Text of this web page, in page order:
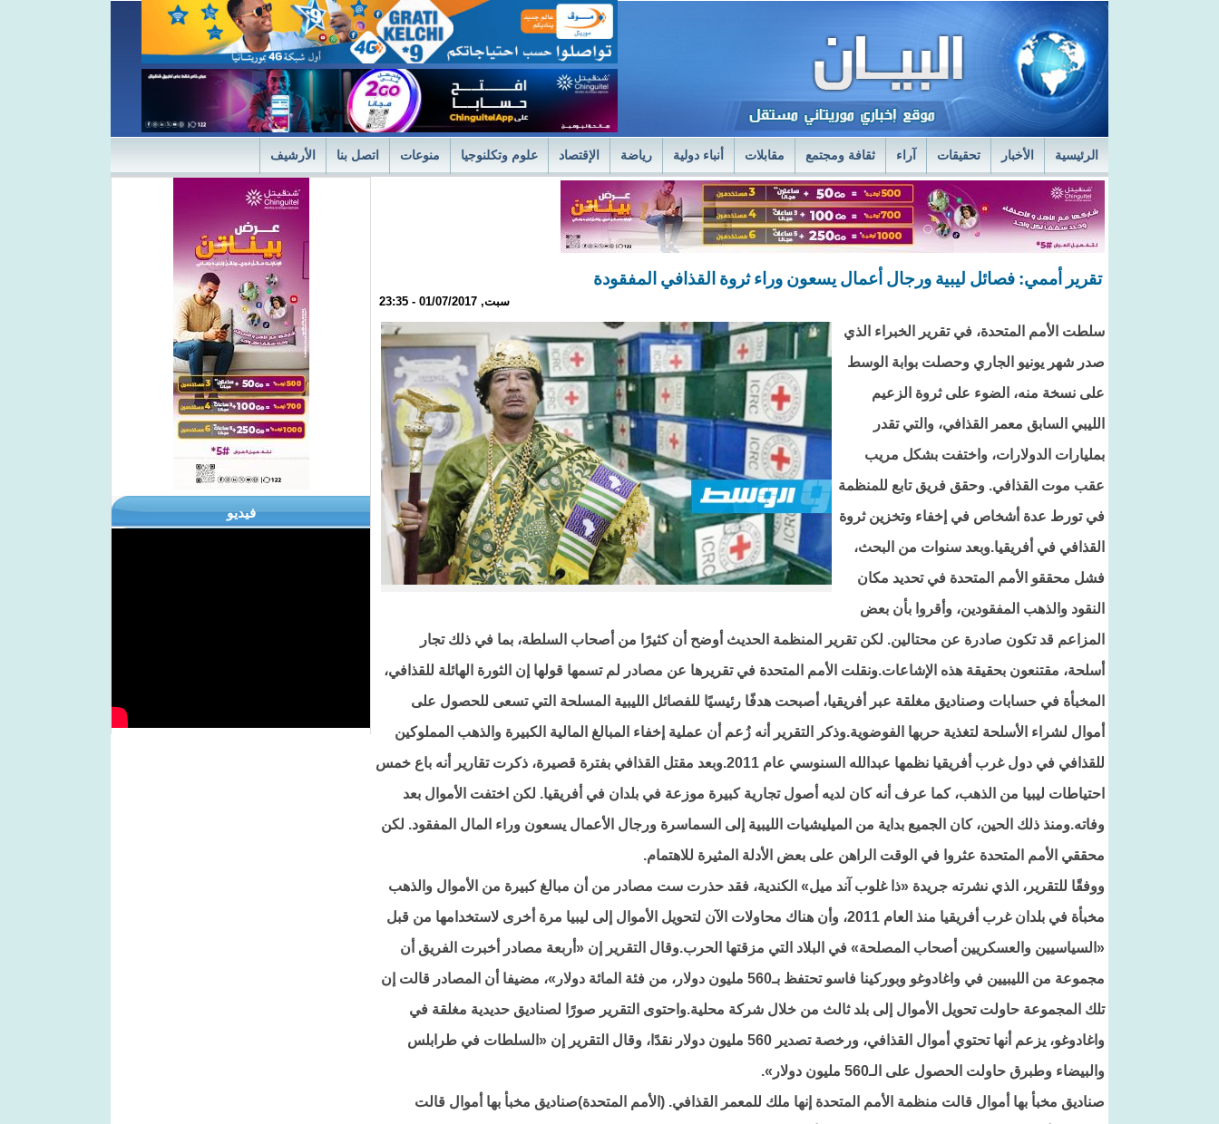
الرئيسية الأخبار تحقيقات آراء ثقافة ومجتمع مقابلات أنباء دولية رياضة الإقتصاد علوم وتكلنوجيا منوعات اتصل بنا الأرشيف
السفير الروسي في نواكشوط يزور مركز الصحراء المستشفى العسكري بنواكشوط يعلن استئناف علاج حصى الكلى بتقنية الليزر الحديثة
قائد أركان الجيوش يعاين الخدمات الطبية في المستشفى العسكري وزير الصحةً يترأس اجتماعا استثنائيا للديوان الموسع لتسليم جوائز "التميز" في نسختها الأولى 2024
فيديو
تقرير أممي: فصائل ليبية ورجال أعمال يسعون وراء ثروة القذافي المفقودة
سبت, 01/07/2017 - 23:35
سلطت الأمم المتحدة، في تقرير الخبراء الذي
صدر شهر يونيو الجاري وحصلت بوابة الوسط
على نسخة منه، الضوء على ثروة الزعيم
الليبي السابق معمر القذافي، والتي تقدر
بمليارات الدولارات، واختفت بشكل مريب
عقب موت القذافي. وحقق فريق تابع للمنظمة
في تورط عدة أشخاص في إخفاء وتخزين ثروة
القذافي في أفريقيا.وبعد سنوات من البحث،
فشل محققو الأمم المتحدة في تحديد مكان
النقود والذهب المفقودين، وأقروا بأن بعض
المزاعم قد تكون صادرة عن محتالين. لكن تقرير المنظمة الحديث أوضح أن كثيرًا من أصحاب السلطة، بما في ذلك تجار
أسلحة، مقتنعون بحقيقة هذه الإشاعات.ونقلت الأمم المتحدة في تقريرها عن مصادر لم تسمها قولها إن الثورة الهائلة للقذافي،
المخبأة في حسابات وصناديق مغلقة عبر أفريقيا، أصبحت هدفًا رئيسيًا للفصائل الليبية المسلحة التي تسعى للحصول على
أموال لشراء الأسلحة لتغذية حربها الفوضوية.وذكر التقرير أنه زُعم أن عملية إخفاء المبالغ المالية الكبيرة والذهب المملوكين
للقذافي في دول غرب أفريقيا نظمها عبدالله السنوسي عام 2011.وبعد مقتل القذافي بفترة قصيرة، ذكرت تقارير أنه باع خمس
احتياطات ليبيا من الذهب، كما عرف أنه كان لديه أصول تجارية كبيرة موزعة في بلدان في أفريقيا. لكن اختفت الأموال بعد
وفاته.ومنذ ذلك الحين، كان الجميع بداية من الميليشيات الليبية إلى السماسرة ورجال الأعمال يسعون وراء المال المفقود. لكن
محققي الأمم المتحدة عثروا في الوقت الراهن على بعض الأدلة المثيرة للاهتمام.
ووفقًا للتقرير، الذي نشرته جريدة «ذا غلوب آند ميل» الكندية، فقد حذرت ست مصادر من أن مبالغ كبيرة من الأموال والذهب
مخبأة في بلدان غرب أفريقيا منذ العام 2011، وأن هناك محاولات الآن لتحويل الأموال إلى ليبيا مرة أخرى لاستخدامها من قبل
«السياسيين والعسكريين أصحاب المصلحة» في البلاد التي مزقتها الحرب.وقال التقرير إن «أربعة مصادر أخبرت الفريق أن
مجموعة من الليبيين في واغادوغو وبوركينا فاسو تحتفظ بـ560 مليون دولار، من فئة المائة دولار»، مضيفا أن المصادر قالت إن
تلك المجموعة حاولت تحويل الأموال إلى بلد ثالث من خلال شركة محلية.واحتوى التقرير صورًا لصناديق حديدية مغلقة في
واغادوغو، يزعم أنها تحتوي أموال القذافي، ورخصة تصدير 560 مليون دولار نقدًا، وقال التقرير إن «السلطات في طرابلس
والبيضاء وطبرق حاولت الحصول على الـ560 مليون دولار».
صناديق مخبأ بها أموال قالت منظمة الأمم المتحدة إنها ملك للمعمر القذافي. (الأمم المتحدة)صناديق مخبأ بها أموال قالت